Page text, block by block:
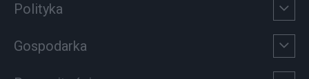
Polityka
Gospodarka